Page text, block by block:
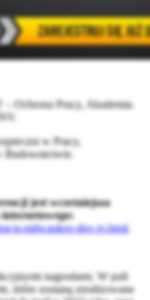
Ochrona Pracy, Akademia
w Pracy,
Budownictwie.
jest wcześniejsza
milwaukee-dnv-iv.html.
nagrodami. W puli
które zostaną zrealizowane